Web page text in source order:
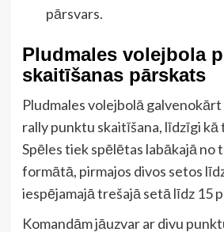
pārsvars.
Pludmales volejbola
skaitīšanas pārskats
Pludmales volejbolā
rally punktu skaitīšana, līdzīgi
Spēles tiek spēlētas labākajā no
formātā, pirmajos divos setos
iespējamajā trešajā setā līdz 15
Komandām jāuzvar ar divu